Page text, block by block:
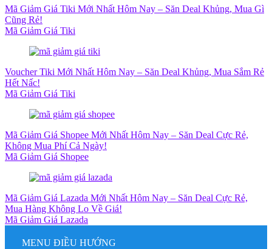
Mã Giảm Giá Tiki Mới Nhất Hôm Nay – Săn Deal Khủng, Mua Gì
Cũng Rẻ!
Mã Giảm Giá Tiki
Voucher Tiki Mới Nhất Hôm Nay – Săn Deal Khủng, Mua Sắm Rẻ
Hết Nấc!
Mã Giảm Giá Tiki
Mã Giảm Giá Shopee Mới Nhất Hôm Nay – Săn Deal Cực Rẻ,
Không Mua Phí Cả Ngày!
Mã Giảm Giá Shopee
Mã Giảm Giá Lazada Mới Nhất Hôm Nay – Săn Deal Cực Rẻ,
Mua Hàng Không Lo Về Giá!
Mã Giảm Giá Lazada
MENU ĐIỀU HƯỚNG